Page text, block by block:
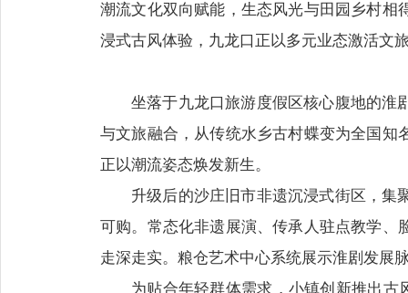
潮流文化双向赋能，生态风光与田园乡村相
浸式古风体验，九龙口正以多元业态激活文
坐落于九龙口旅游度假区核心腹地的淮
与文旅融合，从传统水乡古村蝶变为全国知
正以潮流姿态焕发新生。
升级后的沙庄旧市非遗沉浸式街区，集
可购。常态化非遗展演、传承人驻点教学、
走深走实。粮仓艺术中心系统展示淮剧发展
为贴合年轻群体需求，小镇创新推出古